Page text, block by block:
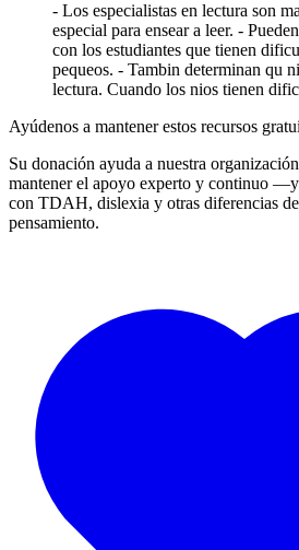
- Los especialistas en lectura son
especial para ensear a leer. -
con los estudiantes que tienen
pequeos. - Tambin determinan qu
lectura. Cuando los nios tienen
Ayúdenos a mantener estos recursos
Su donación ayuda a nuestra
mantener el apoyo experto y continuo
con TDAH, dislexia y otras diferencias
pensamiento.